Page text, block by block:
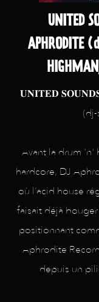
UNITED
APHRODITE
𝐔𝐍𝐈𝐓𝐄𝐃
Avant la drum 'n'
hardcore, DJ
où l’acid house
faisait déjà
positionnant
Aphrodite
depuis un